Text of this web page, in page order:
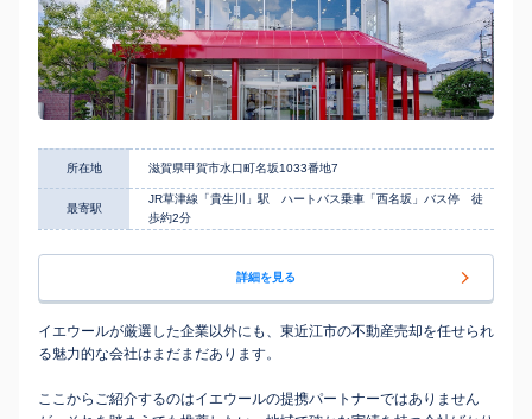
所在地 滋賀県甲賀市水口町名坂1033番地7
最寄駅
JR草津線「貴生川」駅 ハートバス乗車「西名坂」バス停 徒
歩約2分
詳細を見る
イエウールが厳選した企業以外にも、東近江市の不動産売却を任せられ
る魅力的な会社はまだまだあります。
ここからご紹介するのはイエウールの提携パートナーではありません